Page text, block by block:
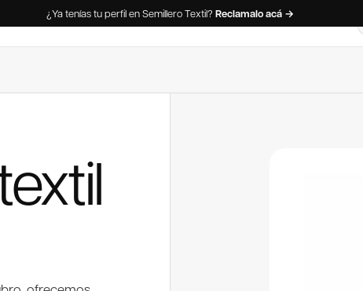
¿Ya tenías tu perfil en Semillero Textil? Reclamalo acá →